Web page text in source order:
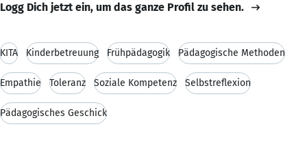
Logg Dich jetzt ein, um das ganze Profil zu sehen.
KITA Kinderbetreuung Frühpädagogik Pädagogische Methoden
Empathie Toleranz Soziale Kompetenz Selbstreflexion
Pädagogisches Geschick